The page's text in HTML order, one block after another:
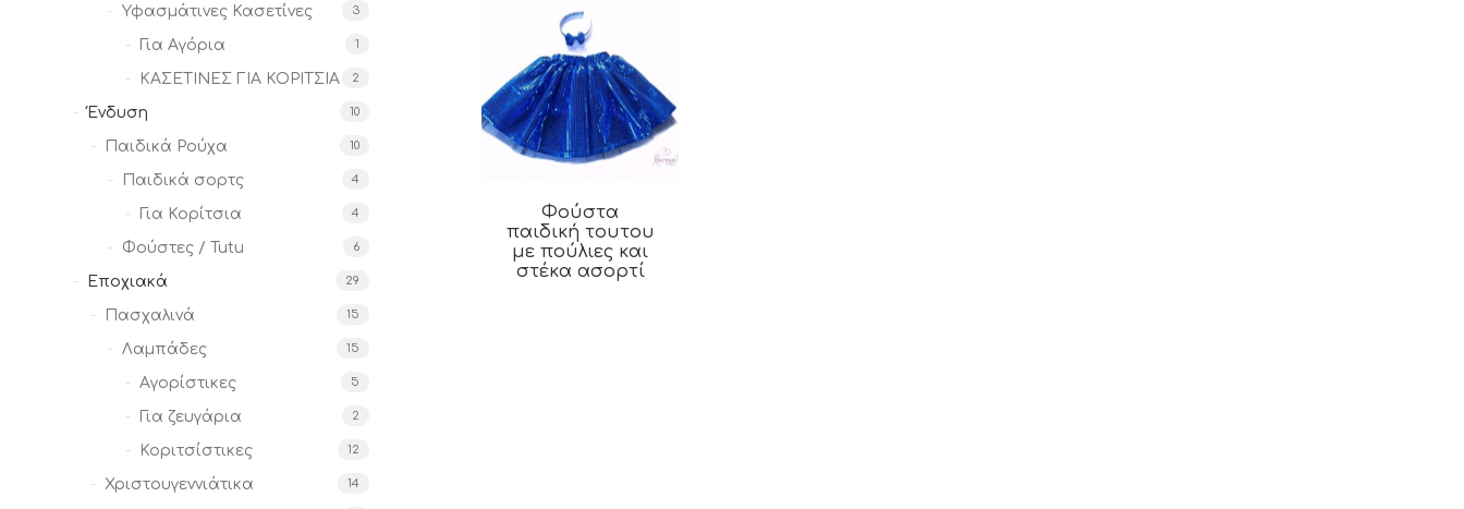
Φούστα
παιδική τουτου
με πούλιες και
στέκα ασορτί
Υφασμάτινες Κασετίνες 3
Για Αγόρια 1
ΚΑΣΕΤΙΝΕΣ ΓΙΑ ΚΟΡΙΤΣΙΑ 2
Ένδυση 10
Παιδικά Ρούχα 10
Παιδικά σορτς 4
Για Κορίτσια 4
Φούστες / Tutu 6
Εποχιακά 29
Πασχαλινά 15
Λαμπάδες 15
Αγορίστικες 5
Για ζευγάρια 2
Κοριτσίστικες 12
Χριστουγεννιάτικα 14